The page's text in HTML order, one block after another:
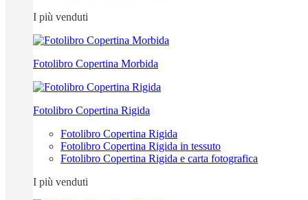
I più venduti
Fotolibro Copertina Morbida
Fotolibro Copertina Rigida
Fotolibro Copertina Rigida
Fotolibro Copertina Rigida in tessuto
Fotolibro Copertina Rigida e carta fotografica
I più venduti